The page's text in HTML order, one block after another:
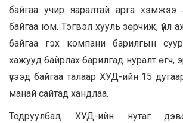
байгаа учир яаралтай арга хэмжээ
байгаа юм. Тэгвэл хууль зөрчиж, үйл
байгаа гэх компани барилгын
хажууд байрлах барилгад нуралт өгч,
үүсээд байгаа талаар ХУД-ийн 15
манай сайтад хандлаа.
Тодруулбал, ХУД-ийн нутаг